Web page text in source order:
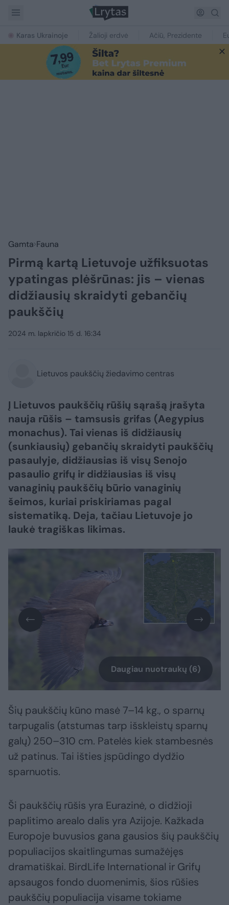
Karas Ukrainoje Žalioji erdvė Ačiū, Prezidente
Gamta Fauna
Pirmą kartą Lietuvoje užfiksuotas
ypatingas plėšrūnas: jis – vienas
didžiausių skraidyti gebančių
paukščių
2024 m. lapkričio 15 d. 16:34
Lietuvos paukščių žiedavimo centras
Į Lietuvos paukščių rūšių sąrašą įrašyta
nauja rūšis – tamsusis grifas (Aegypius
monachus). Tai vienas iš didžiausių
(sunkiausių) gebančių skraidyti paukščių
pasaulyje, didžiausias iš visų Senojo
pasaulio grifų ir didžiausias iš visų
vanaginių paukščių būrio vanaginių
šeimos, kuriai priskiriamas pagal
sistematiką. Deja, tačiau Lietuvoje jo
laukė tragiškas likimas.
Daugiau nuotraukų (6)
Šių paukščių kūno masė 7–14 kg., o sparnų
tarpugalis (atstumas tarp išskleistų sparnų
galų) 250–310 cm. Patelės kiek stambesnės
už patinus. Tai išties įspūdingo dydžio
sparnuotis.
Ši paukščių rūšis yra Eurazinė, o didžioji
paplitimo arealo dalis yra Azijoje. Kažkada
Europoje buvusios gana gausios šių paukščių
populiacijos skaitlingumas sumažėjęs
dramatiškai. BirdLife International ir Grifų
apsaugos fondo duomenimis, šios rūšies
paukščių populiacija visame tokiame